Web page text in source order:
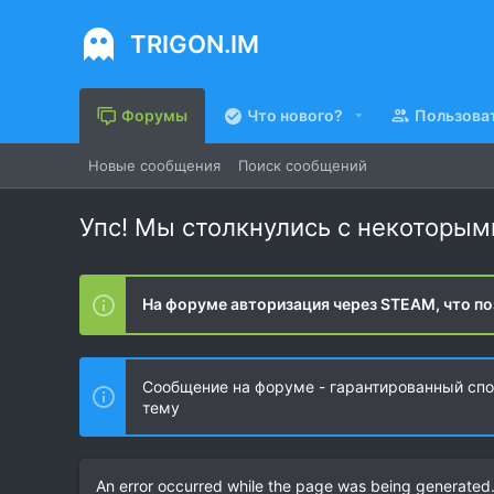
TRIGON.IM
Форумы Что нового?
Новые сообщения Поиск сообщений
Упс! Мы столкнулись с
На форуме авторизация через STEAM, что
Сообщение на форуме - гарантированный
тему
An error occurred while the page was being